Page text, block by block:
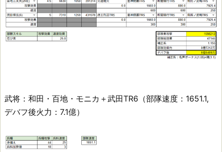
武将：和田・百地・モニカ＋武田TR6（部隊速度：1651.1,
デバフ後火力：7.1億）